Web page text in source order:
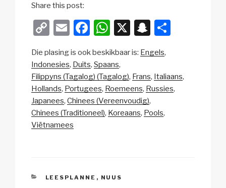
Share this post:
C
p
y
Li
n
k
E
ail
F
c
e
b
o
W
at
s
A
p
X
S
a
p
c
h
e
Die plasing is ook beskikbaar is: Engels
Indonesies Duits Spaans
Filippyns (Tagalog) (Tagalog) Frans Italiaans
Hollands Portugees Roemeens Russies
Japanees Chinees (Vereenvoudig)
Chinees (Traditioneel) Koreaans Pools
Viëtnamees
CATEGORIES
LEESPLANNE , NUUS